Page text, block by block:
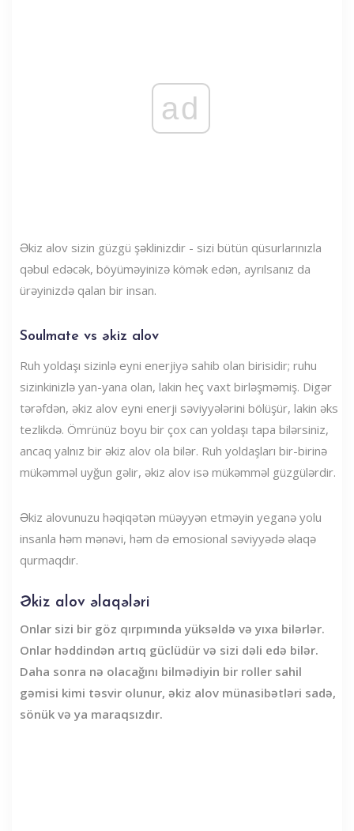
ad
Əkiz alov sizin güzgü şəklinizdir - sizi bütün qüsurlarınızla
qəbul edəcək, böyüməyinizə kömək edən, ayrılsanız da
ürəyinizdə qalan bir insan.
Soulmate vs əkiz alov
Ruh yoldaşı sizinlə eyni enerjiyə sahib olan birisidir; ruhu
sizinkinizlə yan-yana olan, lakin heç vaxt birləşməmiş. Digər
tərəfdən, əkiz alov eyni enerji səviyyələrini bölüşür, lakin əks
tezlikdə. Ömrünüz boyu bir çox can yoldaşı tapa bilərsiniz,
ancaq yalnız bir əkiz alov ola bilər. Ruh yoldaşları bir-birinə
mükəmməl uyğun gəlir, əkiz alov isə mükəmməl güzgülərdir.
Əkiz alovunuzu həqiqətən müəyyən etməyin yeganə yolu
insanla həm mənəvi, həm də emosional səviyyədə əlaqə
qurmaqdır.
Əkiz alov əlaqələri
Onlar sizi bir göz qırpımında yüksəldə və yıxa bilərlər.
Onlar həddindən artıq güclüdür və sizi dəli edə bilər.
Daha sonra nə olacağını bilmədiyin bir roller sahil
gəmisi kimi təsvir olunur, əkiz alov münasibətləri sadə,
sönük və ya maraqsızdır.